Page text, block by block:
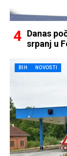
Danas
srpanj u
BIH NOVOSTI